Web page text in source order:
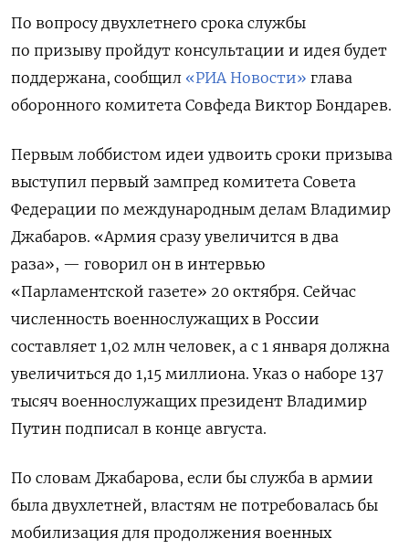
По вопросу двухлетнего срока службы
по призыву пройдут консультации и идея будет
поддержана, сообщил «РИА Новости» глава
оборонного комитета Совфеда Виктор Бондарев.
Первым лоббистом идеи удвоить сроки призыва
выступил первый зампред комитета Совета
Федерации по международным делам Владимир
Джабаров. «Армия сразу увеличится в два
раза», — говорил он в интервью
«Парламентской газете» 20 октября. Сейчас
численность военнослужащих в России
составляет 1,02 млн человек, а с 1 января должна
увеличиться до 1,15 миллиона. Указ о наборе 137
тысяч военнослужащих президент Владимир
Путин подписал в конце августа.
По словам Джабарова, если бы служба в армии
была двухлетней, властям не потребовалась бы
мобилизация для продолжения военных